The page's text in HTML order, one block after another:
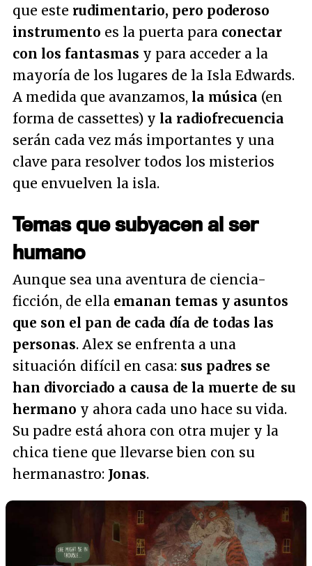
que este rudimentario, pero poderoso
instrumento es la puerta para conectar
con los fantasmas y para acceder a la
mayoría de los lugares de la Isla Edwards.
A medida que avanzamos, la música (en
forma de cassettes) y la radiofrecuencia
serán cada vez más importantes y una
clave para resolver todos los misterios
que envuelven la isla.
Temas que subyacen al ser
humano
Aunque sea una aventura de ciencia-
ficción, de ella emanan temas y asuntos
que son el pan de cada día de todas las
personas. Alex se enfrenta a una
situación difícil en casa: sus padres se
han divorciado a causa de la muerte de su
hermano y ahora cada uno hace su vida.
Su padre está ahora con otra mujer y la
chica tiene que llevarse bien con su
hermanastro: Jonas.